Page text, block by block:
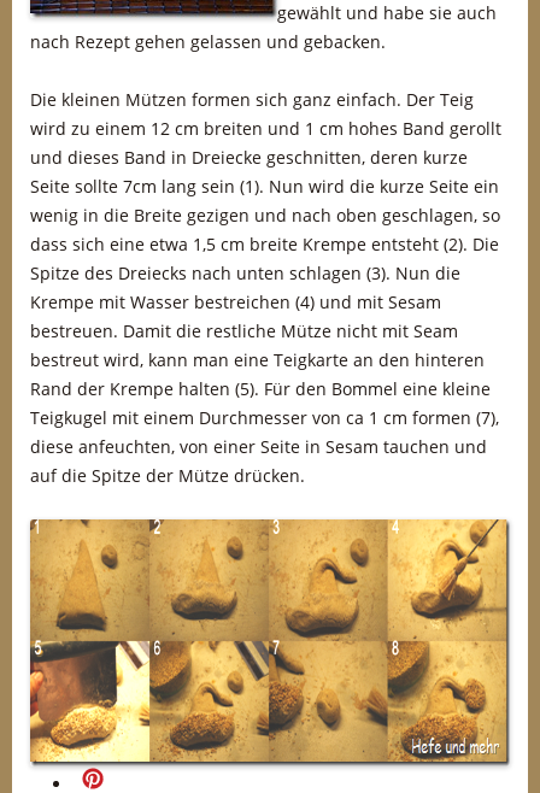
gewählt und habe sie auch
nach Rezept gehen gelassen und gebacken.
Die kleinen Mützen formen sich ganz einfach. Der Teig
wird zu einem 12 cm breiten und 1 cm hohes Band gerollt
und dieses Band in Dreiecke geschnitten, deren kurze
Seite sollte 7cm lang sein (1). Nun wird die kurze Seite ein
wenig in die Breite gezigen und nach oben geschlagen, so
dass sich eine etwa 1,5 cm breite Krempe entsteht (2). Die
Spitze des Dreiecks nach unten schlagen (3). Nun die
Krempe mit Wasser bestreichen (4) und mit Sesam
bestreuen. Damit die restliche Mütze nicht mit Seam
bestreut wird, kann man eine Teigkarte an den hinteren
Rand der Krempe halten (5). Für den Bommel eine kleine
Teigkugel mit einem Durchmesser von ca 1 cm formen (7),
diese anfeuchten, von einer Seite in Sesam tauchen und
auf die Spitze der Mütze drücken.